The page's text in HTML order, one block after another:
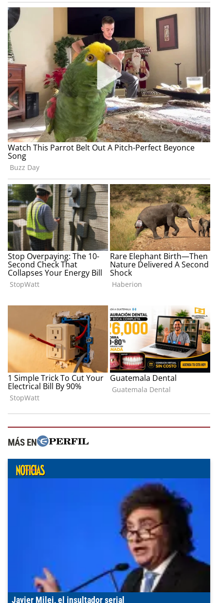
MÁS EN
Javier Milei, el insultador serial